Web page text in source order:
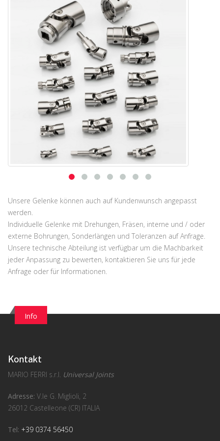
Unsere Gelenke können auch auf Kundenwunsch angepasst
werden.
Individuelle Gelenke mit Drehungen, Fräsen, interne und / oder
externe Bohrungen, Sonderlängen und Toleranzen auf Anfrage.
Unsere technische Abteilung ist verfügbar um die Machbarkeit
jeder Anpassung zu bewerten, kontaktieren Sie uns für jede
Anfrage oder für Informationen.
Info
Kontakt
MARIO FERRI s.r.l. Universal Joints
Adresse: V.le G. Miglioli, 2
26012 Castelleone (CR) ITALIA
Tel: +39 0374 56450